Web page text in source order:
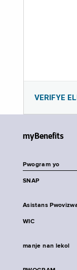
VERIFYE
myBenefits
Pwogram yo
SNAP
Asistans
WIC
manje nan lekol